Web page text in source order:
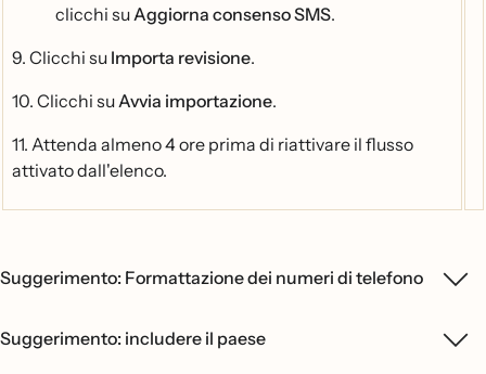
clicchi suAggiorna consenso SMS.
9. Clicchi su Importa revisione.
10. Clicchi suAvvia importazione.
11. Attenda almeno 4 ore prima di riattivare il flusso
attivato dall'elenco.
Suggerimento: Formattazione dei numeri di telefono
Suggerimento: includere il paese